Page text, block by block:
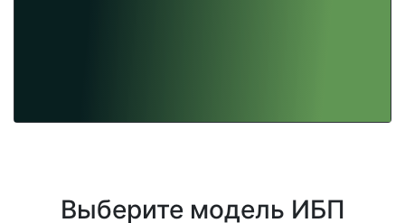
Выберите модель ИБП